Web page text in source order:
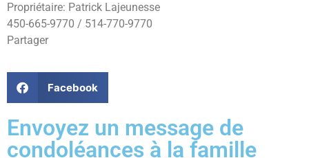
Propriétaire: Patrick Lajeunesse
450-665-9770 / 514-770-9770
Partager
Facebook
Envoyez un message de
condoléances à la famille